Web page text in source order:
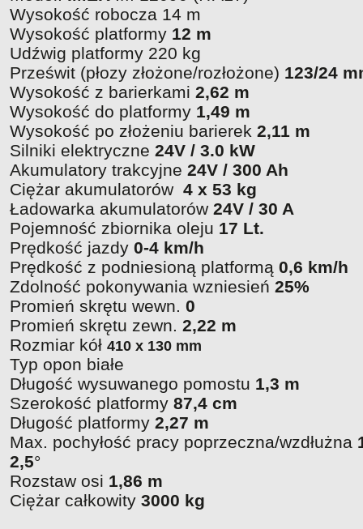
Wysokość robocza 14 m
Wysokość platformy 12 m
Udźwig platformy 220 kg
Prześwit (płozy złożone/rozłożone) 123/24
Wysokość z barierkami 2,62 m
Wysokość do platformy 1,49 m
Wysokość po złożeniu barierek 2,11 m
Silniki elektryczne 24V / 3.0 kW
Akumulatory trakcyjne 24V / 300 Ah
Ciężar akumulatorów 4 x 53 kg
Ładowarka akumulatorów 24V / 30 A
Pojemność zbiornika oleju 17 Lt.
Prędkość jazdy 0-4 km/h
Prędkość z podniesioną platformą 0,6 km/h
Zdolność pokonywania wzniesień 25%
Promień skrętu wewn. 0
Promień skrętu zewn. 2,22 m
Rozmiar kół 410 x 130 mm
Typ opon białe
Długość wysuwanego pomostu 1,3 m
Szerokość platformy 87,4 cm
Długość platformy 2,27 m
Max. pochyłość pracy poprzeczna/wzdłużna
2,5°
Rozstaw osi 1,86 m
Ciężar całkowity 3000 kg